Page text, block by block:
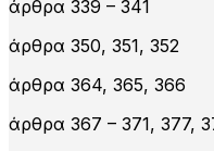
άρθρα 339 – 341
άρθρα 350, 351, 352
άρθρα 364, 365, 366
άρθρα 367 – 371, 377,